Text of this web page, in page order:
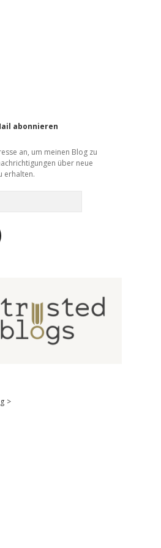
abonnieren
an, um meinen Blog zu
über neue
erhalten.
>